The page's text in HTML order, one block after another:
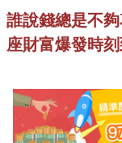
誰說錢總是不
座財富爆發時